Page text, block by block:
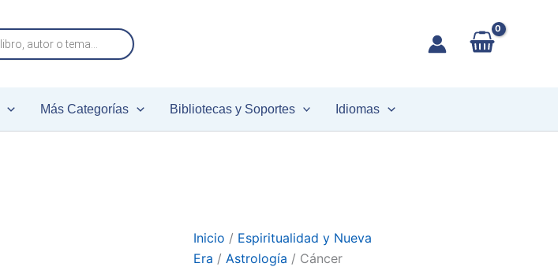
Más Categorías Bibliotecas y Soportes Idiomas
Inicio / Espiritualidad y Nueva
Era / Astrología / Cáncer